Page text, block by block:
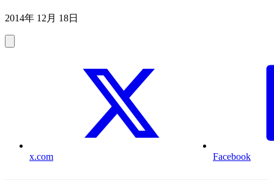
2014年 12月 18日
x.com Facebook